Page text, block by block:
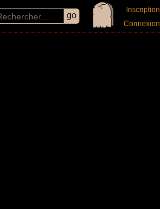
Inscription
Connexion